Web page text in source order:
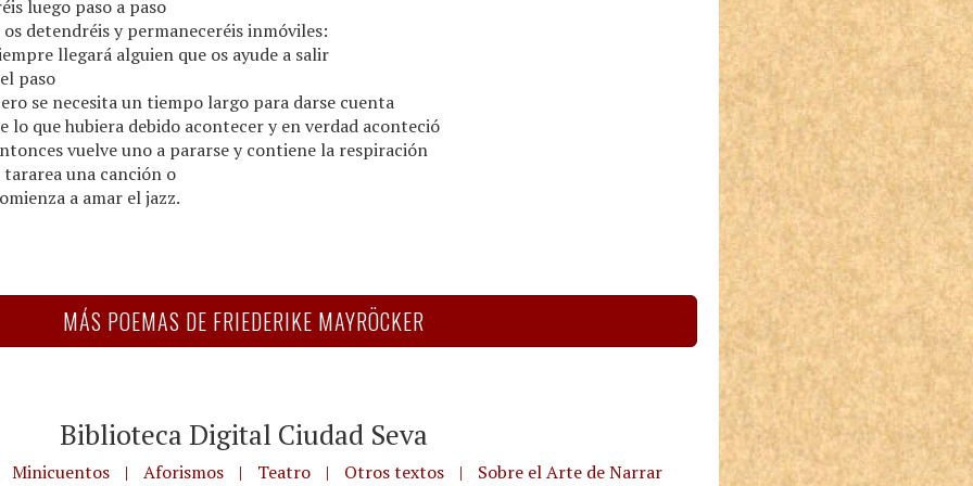
luego paso a paso
os detendréis y permaneceréis inmóviles:
llegará alguien que os ayude a salir
paso
se necesita un tiempo largo para darse cuenta
lo que hubiera debido acontecer y en verdad aconteció
vuelve uno a pararse y contiene la respiración
tararea una canción o
a amar el jazz.
MÁS POEMAS DE FRIEDERIKE MAYRÖCKER
Biblioteca Digital Ciudad Seva
Minicuentos | Aforismos | Teatro | Otros textos | Sobre el Arte de Narrar